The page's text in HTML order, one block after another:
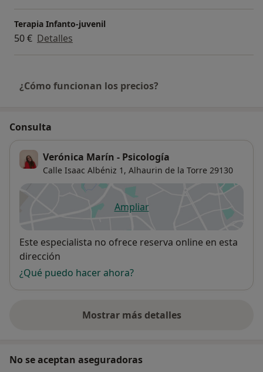
Terapia Infanto-juvenil
50 € Detalles
¿Cómo funcionan los precios?
Consulta
Verónica Marín - Psicología
Calle Isaac Albéniz 1, Alhaurin de la Torre 29130
Ampliarse abre en una nueva
Disponibilidad
Este especialista no ofrece reserva online en esta
dirección
¿Qué puedo hacer ahora?
Mostrar más detalles
sobre la dirección
No se aceptan aseguradoras